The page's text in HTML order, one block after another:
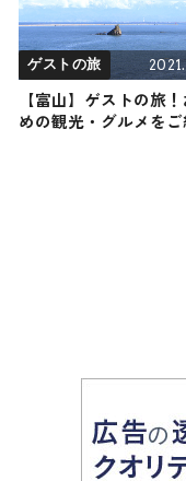
ゲストの旅
【富山】ゲストの旅
めの観光・グルメを